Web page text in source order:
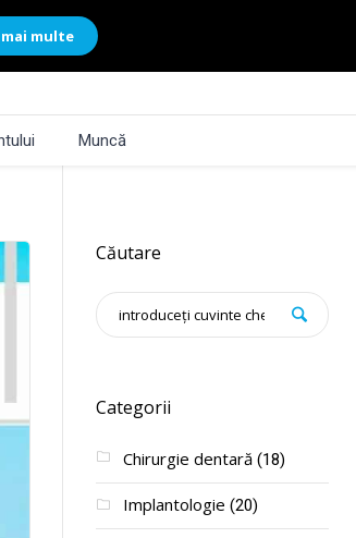
Muncă
Căutare
Categorii
Chirurgie dentară(18)
Implantologie (20)
multe